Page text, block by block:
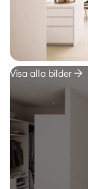
Visa alla bilder